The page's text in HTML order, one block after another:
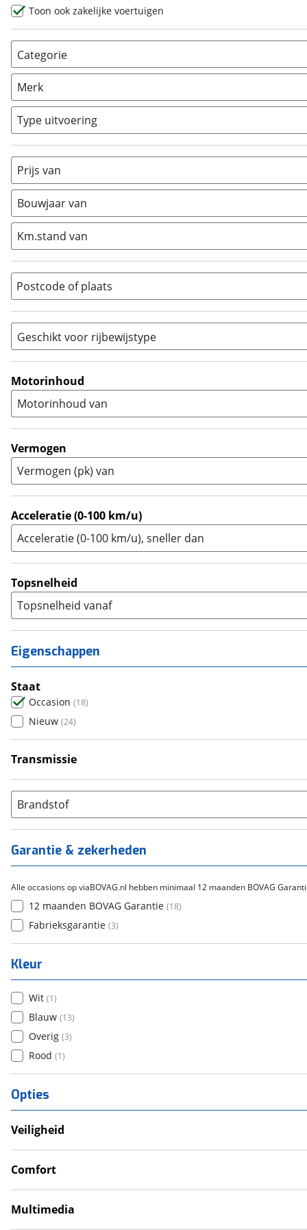
Toon ook zakelijke voertuigen
Categorie
AllRoad (13)
Chopper
Classic
Crosser (0)
Enduro
Minibike (0)
Motorscooter
Naked
Overig (5)
Racer ( 0)
Sport (0)
Sport Touring
Supermotard (0)
Supersport
Tourer (0)
Touring Enduro
Trike (0)
Zijspan 0)
Merk
Type uitvoering
Prijs van
Bouwjaar van
Km.stand van
Postcode of plaats
Geschikt voor rijbewijstype
A (9)
A1 (0)
(
Motorinhoud
Motorinhoud van
Vermogen
Vermogen (pk) van
Acceleratie (0-100 km/u)
Acceleratie (0-100 km/u), sneller dan
Topsnelheid
Topsnelheid vanaf
Eigenschappen
Staat
Occasion (18)
Nieuw (24)
Transmissie
Brandstof
Garantie & zekerheden
Alle occasions op viaBOVAG.nl hebben minimaal 12 maanden BOVAG
12 maanden BOVAG Garantie (18)
Fabrieksgarantie (3)
Kleur
Wit (1)
Blauw (13)
Overig (3)
Rood (1)
Opties
Veiligheid
Tractie Controle Systeem (TCS)
Comfort
Handkappen
Multimedia